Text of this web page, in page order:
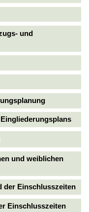
und
und weiblichen
der Einschlusszeiten
Einschlusszeiten